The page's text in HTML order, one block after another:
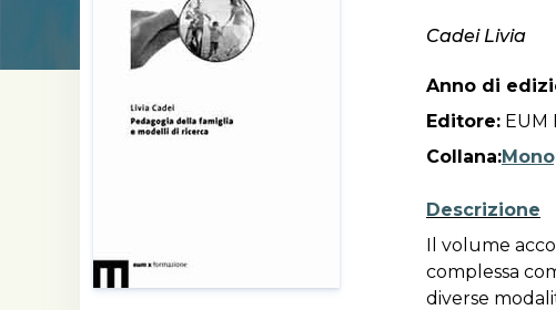
Cadei Livia
Anno di
Editore: EUM
Collana:
Descrizione
Il volume
complessa
diverse